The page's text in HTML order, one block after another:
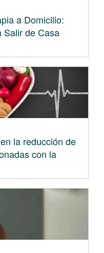
a Domicilio:
Salir de Casa
la reducción de
con la